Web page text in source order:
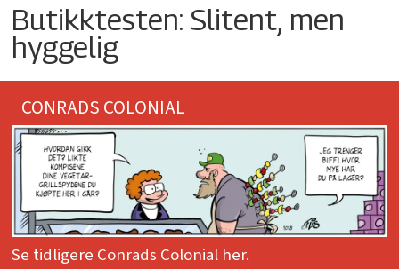
Butikktesten: Slitent, men
hyggelig
CONRADS COLONIAL
Se tidligere Conrads Colonial her.